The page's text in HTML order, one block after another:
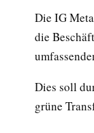
Die IG
die
Dies soll
grüne